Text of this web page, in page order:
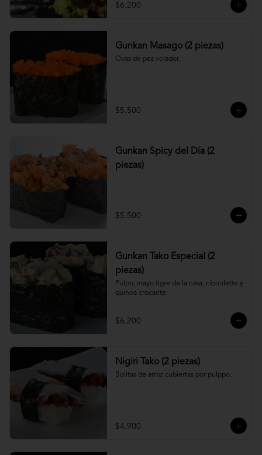
$6.200
Gunkan Masago (2 piezas)
Ovas de pez volador.
$5.500
Gunkan Spicy del Día (2
piezas)
$5.500
Gunkan Tako Especial (2
piezas)
Pulpo, mayo tigre de la casa, ciboulette y
quinoa crocante.
$6.200
Nigiri Tako (2 piezas)
Bolitas de arroz cubiertas por pulppo.
$4.900